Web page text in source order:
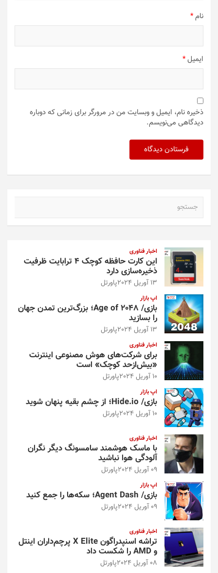
نام*
ایمیل*
ذخیره نام، ایمیل و وبسایت من در مرورگر برای زمانی که دوباره
دیدگاهی می‌نویسم.
اخبار فناوری
این کارت حافظه کوچک ۴ ترابایت ظرفیت
ذخیره‌سازی دارد
13 آوریل 2024 پاورتل
اپ بازار
بازی/ Age of 2048؛ بزرگ‌ترین تمدن جهان
را بسازید
13 آوریل 2024 پاورتل
اخبار فناوری
برای شرکت‌های هوش مصنوعی اینترنت
«بیش‌از‌حد کوچک» است
10 آوریل 2024 پاورتل
اپ بازار
بازی/ Hide.io؛ از چشم بقیه پنهان شوید
10 آوریل 2024 پاورتل
اخبار فناوری
با ماسک هوشمند سامسونگ دیگر نگران
آلودگی هوا نباشید
09 آوریل 2024 پاورتل
اپ بازار
بازی/ Agent Dash؛ سکه‌ها را جمع کنید
09 آوریل 2024 پاورتل
اخبار فناوری
تراشه اسنپدراگون X Elite پرچم‌داران اینتل
و AMD را شکست داد
08 آوریل 2024 پاورتل